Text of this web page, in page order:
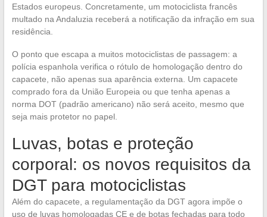
Estados europeus. Concretamente, um motociclista francês
multado na Andaluzia receberá a notificação da infração em sua
residência.
O ponto que escapa a muitos motociclistas de passagem: a
polícia espanhola verifica o rótulo de homologação dentro do
capacete, não apenas sua aparência externa. Um capacete
comprado fora da União Europeia ou que tenha apenas a
norma DOT (padrão americano) não será aceito, mesmo que
seja mais protetor no papel.
Luvas, botas e proteção
corporal: os novos requisitos da
DGT para motociclistas
Além do capacete, a regulamentação da DGT agora impõe o
uso de luvas homologadas CE e de botas fechadas para todo